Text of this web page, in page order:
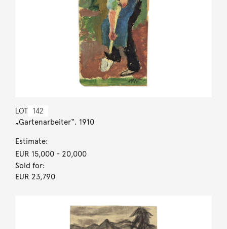
LOT 142
„Gartenarbeiter“. 1910
Estimate:
EUR 15,000- 20,000
Sold for:
EUR 23,790